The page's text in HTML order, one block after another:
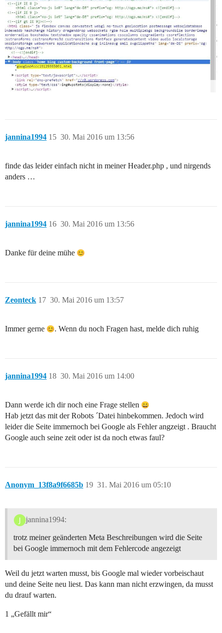
jannina1994 30. Mai 2016 um 13:56
15
finde das leider einfach nicht in meiner Header.php , und nirgends
anders …
jannina1994 30. Mai 2016 um 13:56
16
Danke für deine mühe
Zeonteck 30. Mai 2016 um 13:57
17
Immer gerne . Wenn du noch Fragen hast, melde dich ruhig
jannina1994 30. Mai 2016 um 14:00
18
Dann werde ich dir noch eine Frage stellen
Hab jetzt das mit der Robots ´Datei hinbekommen. Jedoch wird
leider die Seite immernoch bei Google als Fehler angzeigt . Braucht
Google auch seine zeit oder ist da noch etwas faul?
Anonym_13f8a9f6685b 31. Mai 2016 um 05:10
19
jannina1994:
trotz meiner geänderten Meta Beschreibungen wird die Seite
bei Google immernoch mit dem Fehlercode angezeigt
Weil du jetzt warten musst, bis Google mal wieder vorbeischaut
und deine Seite neu liest. Das kann man nicht erzwingen, da musst
du drauf warten.
1 „Gefällt mir“